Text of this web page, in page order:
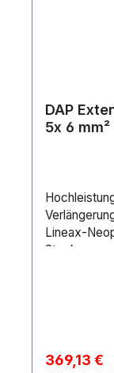
DAP
5x 6
Lineax-
Steckern
Schutzart:
369,13 €